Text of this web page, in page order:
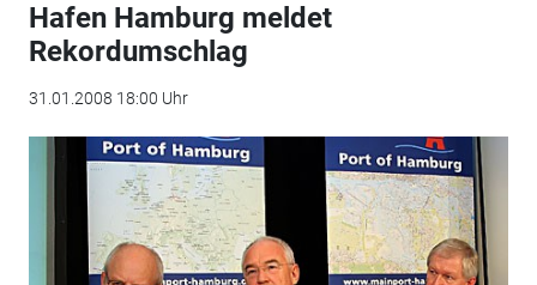
Hafen Hamburg meldet
Rekordumschlag
31.01.2008 18:00 Uhr